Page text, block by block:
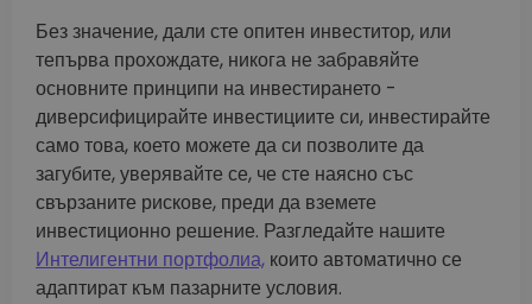
Без значение, дали сте опитен инвеститор, или
тепърва прохождате, никога не забравяйте
основните принципи на инвестирането -
диверсифицирайте инвестициите си, инвестирайте
само това, което можете да си позволите да
загубите, уверявайте се, че сте наясно със
свързаните рискове, преди да вземете
инвестиционно решение. Разгледайте нашите
Интелигентни портфолиа, които автоматично се
адаптират към пазарните условия.